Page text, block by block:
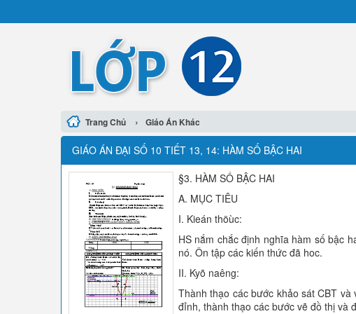
Trang Chủ › Giáo Án Khác
GIÁO ÁN ĐẠI SỐ 10 TIẾT 13, 14: HÀM SỐ BẬC HAI
§3. HÀM SỐ BẬC HAI
A. MỤC TIÊU
I. Kieán thöùc:
HS nắm chắc định nghĩa hàm số bậc
nó. Ôn tập các kiến thức đã hoc.
II. Kyõ naêng:
Thành thạo các bước khảo sát CBT
đỉnh, thành thạo các bước vẽ đồ thị và